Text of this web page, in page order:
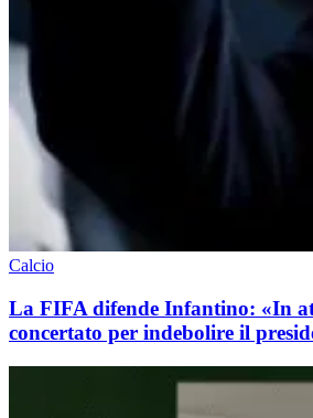
Calcio
La FIFA difende Infantino: «In
concertato per indebolire il